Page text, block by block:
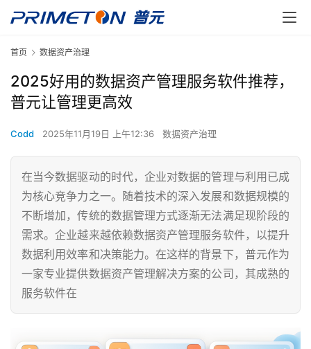
首页 数据资产治理
2025好用的数据资产管理服务软件推荐，
普元让管理更高效
Codd 2025年11月19日 上午12:36 数据资产治理
在当今数据驱动的时代，企业对数据的管理与利用已成
为核心竞争力之一。随着技术的深入发展和数据规模的
不断增加，传统的数据管理方式逐渐无法满足现阶段的
需求。企业越来越依赖数据资产管理服务软件，以提升
数据利用效率和决策能力。在这样的背景下，普元作为
一家专业提供数据资产管理解决方案的公司，其成熟的
服务软件在